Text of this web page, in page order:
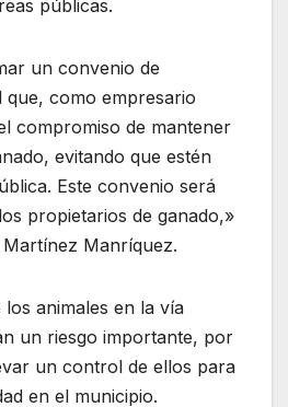
públicas.
un convenio de
como empresario
compromiso de mantener
evitando que estén
Este convenio será
propietarios de ganado,»
Manríquez.
los animales en la vía
un riesgo importante, por
un control de ellos para
en el municipio.